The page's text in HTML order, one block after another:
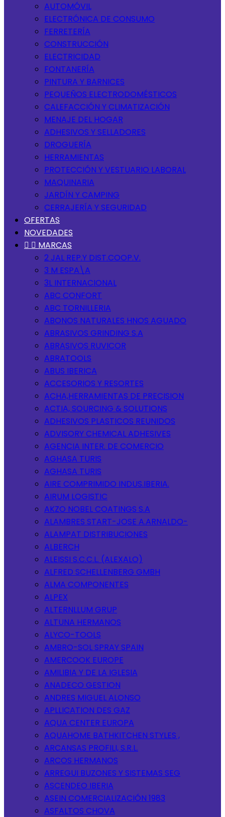
AUTOMÓVIL
ELECTRÓNICA DE CONSUMO
FERRETERÍA
CONSTRUCCIÓN
ELECTRICIDAD
FONTANERÍA
PINTURA Y BARNICES
PEQUEÑOS ELECTRODOMÉSTICOS
CALEFACCIÓN Y CLIMATIZACIÓN
MENAJE DEL HOGAR
ADHESIVOS Y SELLADORES
DROGUERÍA
HERRAMIENTAS
PROTECCIÓN Y VESTUARIO LABORAL
MAQUINARIA
JARDÍN Y CAMPING
CERRAJERÍA Y SEGURIDAD
OFERTAS
NOVEDADES
  MARCAS
2 JAL REP.Y DIST.COOP.V.
3 M ESPA\A
3L INTERNACIONAL
ABC CONFORT
ABC TORNILLERIA
ABONOS NATURALES HNOS AGUADO
ABRASIVOS GRINDING S.A
ABRASIVOS RUVICOR
ABRATOOLS
ABUS IBERICA
ACCESORIOS Y RESORTES
ACHA,HERRAMIENTAS DE PRECISION
ACTIA, SOURCING & SOLUTIONS
ADHESIVOS PLASTICOS REUNIDOS
ADVISORY CHEMICAL ADHESIVES
AGENCIA INTER. DE COMERCIO
AGHASA TURIS
AGHASA TURIS
AIRE COMPRIMIDO INDUS.IBERIA.
AIRUM LOGISTIC
AKZO NOBEL COATINGS S.A
ALAMBRES START-JOSE A.ARNALDO-
ALAMPAT DISTRIBUCIONES
ALBERCH
ALEISSI S.C.C.L. (ALEXALO)
ALFRED SCHELLENBERG GMBH
ALMA COMPONENTES
ALPEX
ALTERNLLUM GRUP
ALTUNA HERMANOS
ALYCO-TOOLS
AMBRO-SOL SPRAY SPAIN
AMERCOOK EUROPE
AMILIBIA Y DE LA IGLESIA
ANADECO GESTION
ANDRES MIGUEL ALONSO
APLLICATION DES GAZ
AQUA CENTER EUROPA
AQUAHOME BATHKITCHEN STYLES ,
ARCANSAS PROFILI, S.R.L.
ARCOS HERMANOS
ARREGUI BUZONES Y SISTEMAS SEG
ASCENDEO IBERIA
ASEIN COMERCIALIZACIÓN 1983
ASFALTOS CHOVA